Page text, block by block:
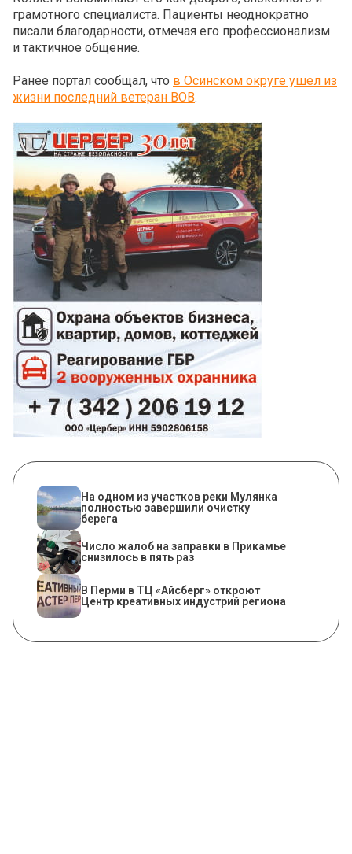
грамотного специалиста. Пациенты неоднократно
писали благодарности, отмечая его профессионализм
и тактичное общение.
Ранее портал сообщал, что в Осинском округе ушел из
жизни последний ветеран ВОВ.
На одном из участков реки Мулянка
полностью завершили очистку
берега
Число жалоб на заправки в Прикамье
снизилось в пять раз
В Перми в ТЦ «Айсберг» откроют
Центр креативных индустрий региона